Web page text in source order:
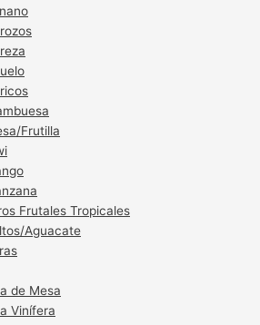
Frutilla
Frutales Tropicales
Aguacate
de Mesa
Vinífera